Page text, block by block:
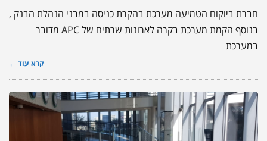
חברת ביוקום הטמיעה מערכת בהקרת כניסה במבני הנהלת הבנק ,
בנוסף הקמת מערכת בקרה לארונות שרתים של APC מדובר
במערכת
קרא עוד ←